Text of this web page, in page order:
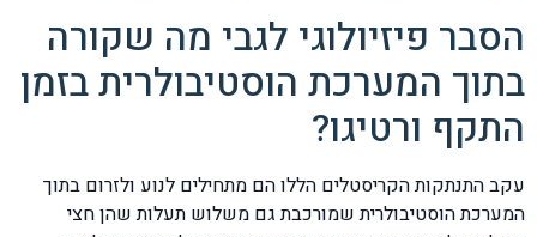
הסבר פיזיולוגי לגבי מה שקורה
בתוך המערכת הוסטיבולרית בזמן
התקף ורטיגו?
עקב התנתקות הקריסטלים הללו הם מתחילים לנוע ולזרום בתוך
המערכת הוסטיבולרית שמורכבת גם משלוש תעלות שהן חצי